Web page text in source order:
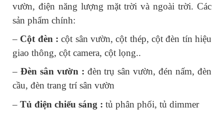
vườn, điện năng lượng mặt trời và ngoài trời. Các
sản phẩm chính:
– Cột đèn : cột sân vườn, cột thép, cột đèn tín hiệu
giao thông, cột camera, cột lọng..
– Đèn sân vườn : đèn trụ sân vườn, đén nấm, đèn
cầu, đèn trang trí sân vườn
– Tủ điện chiếu sáng : tủ phân phối, tủ dimmer